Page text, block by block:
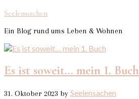
Seelensachen
Ein Blog rund ums Leben & Wohnen
Es ist soweit… mein 1. Buch
31. Oktober 2023 by Seelensachen